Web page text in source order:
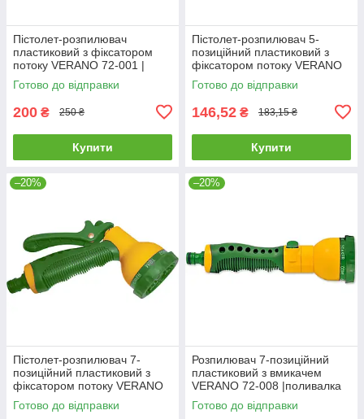
Пістолет-розпилювач
пластиковий з фіксатором
потоку VERANO 72-001 |
поливалка розпилювач
пістолет для поливу саду
Готово до відправки
200 ₴ 250 ₴
Купити
Пістолет-розпилювач 5-
позиційний пластиковий з
фіксатором потоку VERANO
72-005 |поливалка
розпилювач пістолет для
Готово до відправки
146,52 ₴ 183,15 ₴
Купити
–20%
Пістолет-розпилювач 7-
позиційний пластиковий з
фіксатором потоку VERANO
72-007 |поливалка
розпилювач пістолет для
Готово до відправки
–20%
Розпилювач 7-позиційний
пластиковий з вмикачем
VERANO 72-008 |поливалка
розпилювач пістолет для
поливу саду городу квітів
Готово до відправки